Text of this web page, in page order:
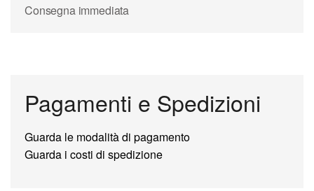
Consegna immediata
Pagamenti e Spedizioni
Guarda le modalità di pagamento
Guarda i costi di spedizione